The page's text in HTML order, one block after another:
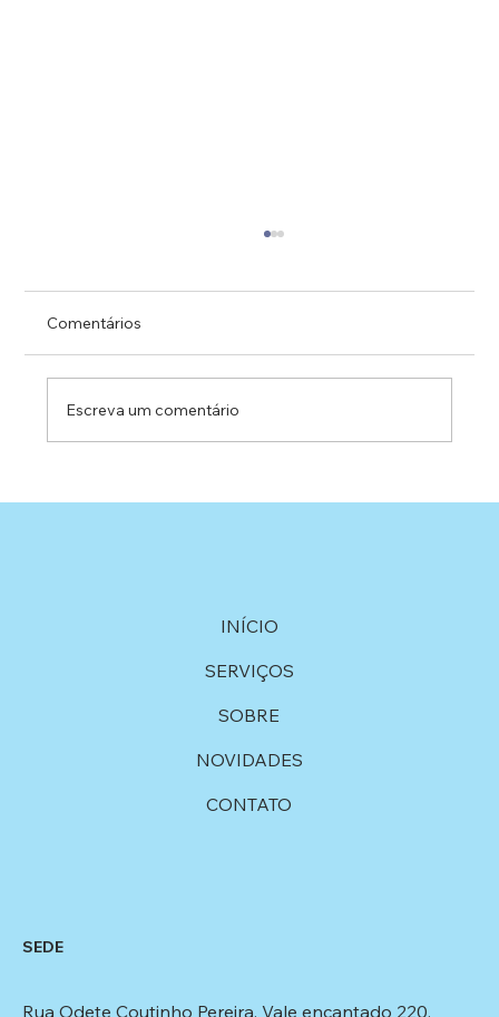
Comentários
Escreva um comentário
INÍCIO
SERVIÇOS
SOBRE
NOVIDADES
CONTATO
Rua Odete Coutinho Pereira, Vale encantado 220,
SEDE